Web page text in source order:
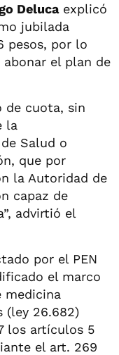
Delucaexplicó
jubilada
pesos, por lo
el plan de
de cuota, sin
la
Salud o
que por
la Autoridad de
capaz de
advirtió el
por el PEN
el marco
medicina
(ley 26.682)
los artículos 5
el art. 269